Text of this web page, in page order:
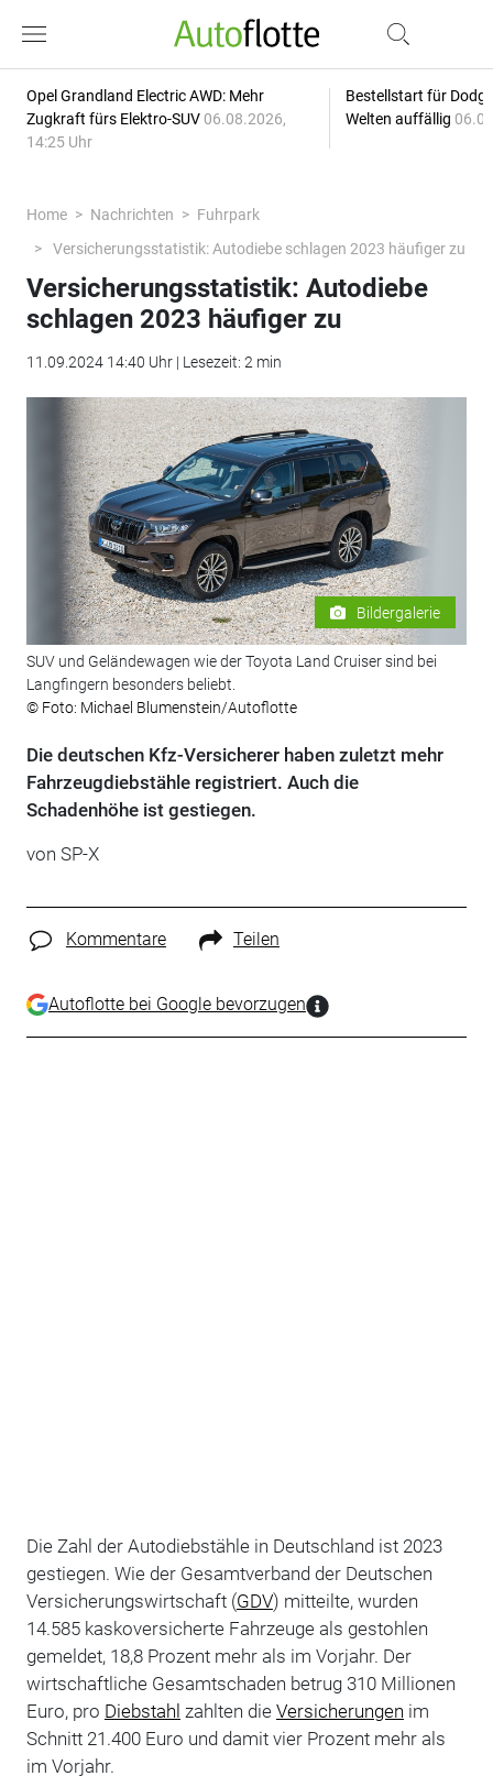
Opel Grandland Electric AWD: Mehr
Zugkraft fürs Elektro-SUV 06.08.2026,
14:25 Uhr
Bestellstart für
Welten auffällig
Home Nachrichten
Fuhrpark
Versicherungsstatistik: Autodiebe schlagen 2023 häufiger zu
Versicherungsstatistik: Autodiebe
schlagen 2023 häufiger zu
11.09.2024 14:40 Uhr | Lesezeit: 2 min
Bildergalerie
SUV und Geländewagen wie der Toyota Land Cruiser sind bei
Langfingern besonders beliebt.
© Foto: Michael Blumenstein/Autoflotte
Die deutschen Kfz-Versicherer haben zuletzt mehr
Fahrzeugdiebstähle registriert. Auch die
Schadenhöhe ist gestiegen.
von SP-X
Kommentare Teilen
Autoflotte bei Google bevorzugen
Die Zahl der Autodiebstähle in Deutschland ist 2023
gestiegen. Wie der Gesamtverband der Deutschen
Versicherungswirtschaft (GDV) mitteilte, wurden
14.585 kaskoversicherte Fahrzeuge als gestohlen
gemeldet, 18,8 Prozent mehr als im Vorjahr. Der
wirtschaftliche Gesamtschaden betrug 310 Millionen
Euro, pro Diebstahl zahlten die Versicherungen im
Schnitt 21.400 Euro und damit vier Prozent mehr als
im Vorjahr.